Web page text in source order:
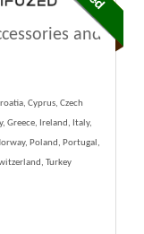
and
Cyprus, Czech
Greece, Ireland, Italy,
Poland, Portugal,
Turkey